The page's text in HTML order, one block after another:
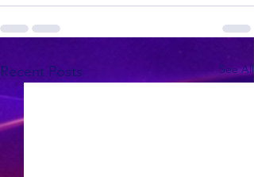
Recent Posts See All